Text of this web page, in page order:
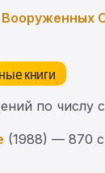
книги
по числу
(1988) — 870